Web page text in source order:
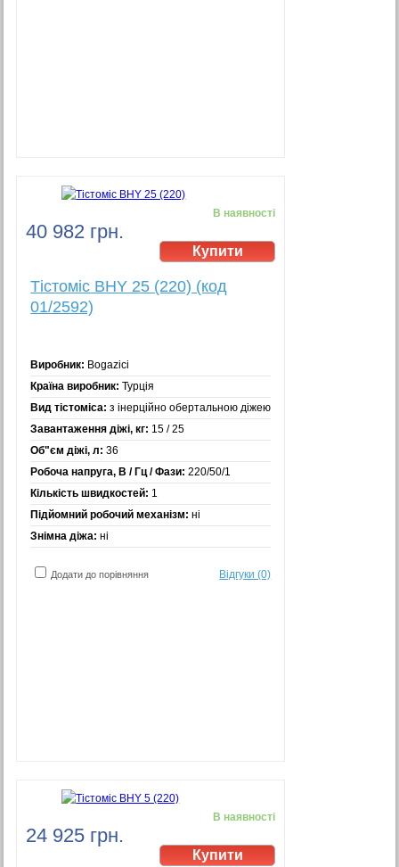
40 982 грн.
В наявності
Тістоміс BHY 25 (220) (код
01/2592)
Виробник: Bogazici
Країна виробник: Турція
Вид тістоміса: з інерційно обертальною діжею
Завантаження діжі, кг: 15 / 25
Об"єм діжі, л: 36
Робоча напруга, В / Гц / Фази: 220/50/1
Кількість швидкостей: 1
Підйомний робочий механізм: ні
Знімна діжа: ні
Додати до порівняння Відгуки (0)
24 925 грн.
В наявності